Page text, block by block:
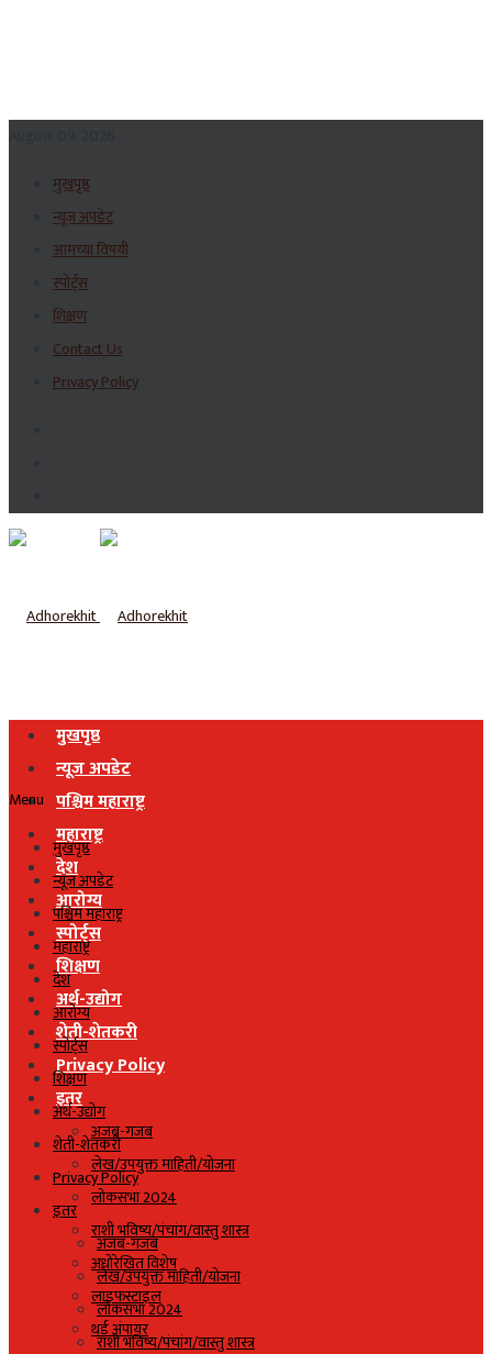
मुखपृष्ठ
न्यूज अपडेट
आमच्या विषयी
स्पोर्ट्स
शिक्षण
Contact Us
Privacy Policy
मुखपृष्ठ
न्यूज अपडेट
पश्चिम महाराष्ट्र
महाराष्ट्र
देश
आरोग्य
स्पोर्ट्स
शिक्षण
अर्थ-उद्योग
शेती-शेतकरी
Privacy Policy
इतर
अजब-गजब
लेख/उपयुक्त माहिती/योजना
लोकसभा 2024
राशी भविष्य/पंचांग/वास्तु शास्त्र
अधोरेखित विशेष
लाइफस्टाइल
थर्ड अंपायर
Menu
मुखपृष्ठ
न्यूज अपडेट
पश्चिम महाराष्ट्र
महाराष्ट्र
देश
आरोग्य
स्पोर्ट्स
शिक्षण
अर्थ-उद्योग
शेती-शेतकरी
Privacy Policy
इतर
अजब-गजब
लेख/उपयुक्त माहिती/योजना
लोकसभा 2024
राशी भविष्य/पंचांग/वास्तु शास्त्र